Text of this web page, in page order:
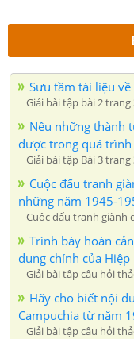
Sưu tầm tài liệu về
Giải bài tập bài 2 trang
Nêu những thành
được trong quá
Giải bài tập Bài 3 trang
Cuộc đấu tranh
những năm 1945-
Cuộc đấu tranh giành
Trình bày hoàn
dung chính của
Giải bài tập câu hỏi
Hãy cho biết nội
Campuchia từ năm
Giải bài tập câu hỏi